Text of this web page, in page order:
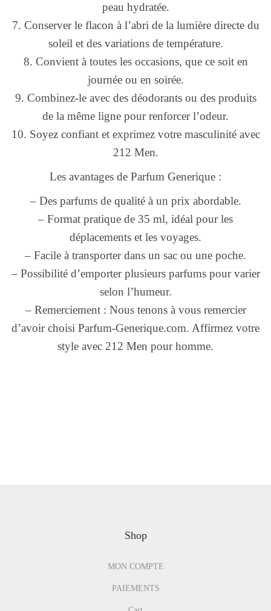
peau hydratée.
7. Conserver le flacon à l’abri de la lumière directe du
soleil et des variations de température.
8. Convient à toutes les occasions, que ce soit en
journée ou en soirée.
9. Combinez-le avec des déodorants ou des produits
de la même ligne pour renforcer l’odeur.
10. Soyez confiant et exprimez votre masculinité avec
212 Men.
Les avantages de Parfum Generique :
– Des parfums de qualité à un prix abordable.
– Format pratique de 35 ml, idéal pour les
déplacements et les voyages.
– Facile à transporter dans un sac ou une poche.
– Possibilité d’emporter plusieurs parfums pour varier
selon l’humeur.
– Remerciement : Nous tenons à vous remercier
d’avoir choisi Parfum-Generique.com. Affirmez votre
style avec 212 Men pour homme.
Shop
MON COMPTE
PAIEMENTS